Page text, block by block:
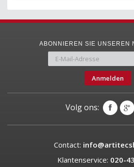
ABONNIEREN SIE UNSEREN
Anmelden
Volg ons:
Contact:
Klantenservice: 020-